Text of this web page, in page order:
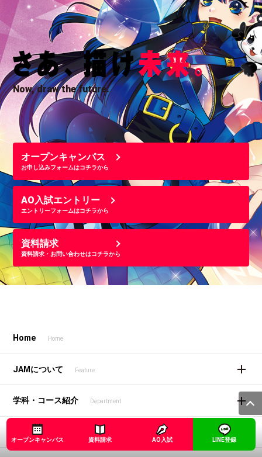
Now, draw the future.
オープンキャンパス
お申し込みフォームはコチラから
AO入試エントリー
エントリーフォームはコチラから
資料請求
資料請求・お問い合わせはコチラから
Home Home
JAMについて Feature
学科・コース紹介 Department
Achievements
オープンキャンパス
資料請求 AO入試 LINE登録